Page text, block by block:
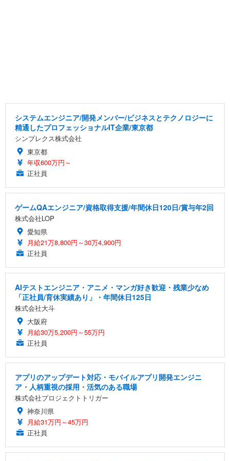
システムエンジニア/開発メンバー/ビジネスとテクノロジーに
精通したプロフェッショナルIT企業/東京都
シンプレクス株式会社
東京都
年収600万円～
正社員
ゲームQAエンジニア/資格取得支援/年間休日120日/賞与年2回
株式会社LOP
愛知県
月給21万8,800円～30万4,900円
正社員
AIテストエンジニア・アニメ・マンガ好き歓迎・残業少なめ
「正社員/育休実績あり」・年間休日125日
株式会社大斗
大阪府
月給30万5,200円～55万円
正社員
アプリのアップデート対応・モバイルアプリ開発エンジニ
ア・人柄重視の採用・活気のある職場
株式会社プロジェクトトリガー
神奈川県
月給31万円～45万円
正社員